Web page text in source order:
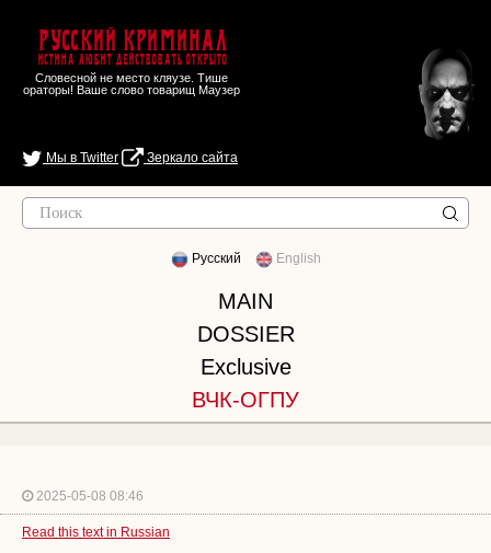
Русский Криминал
Истина любит действовать открыто
Словесной не место кляузе. Тише
ораторы! Ваше слово товарищ Маузер
Мы в Twitter Зеркало сайта
Русский English
MAIN
DOSSIER
Exclusive
ВЧК-ОГПУ
2025-05-08 08:46
Read this text in Russian